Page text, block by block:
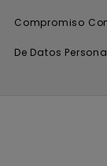
Compromiso
De Datos